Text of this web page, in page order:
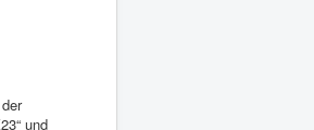
und